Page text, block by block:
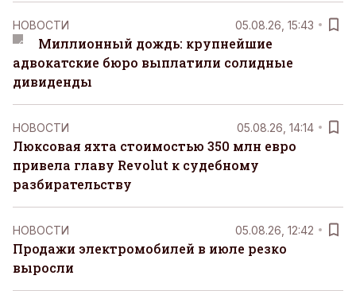
НОВОСТИ 05.08.26, 15:43
Миллионный дождь: крупнейшие
адвокатские бюро выплатили солидные
дивиденды
НОВОСТИ 05.08.26, 14:14
Люксовая яхта стоимостью 350 млн евро
привела главу Revolut к судебному
разбирательству
НОВОСТИ 05.08.26, 12:42
Продажи электромобилей в июле резко
выросли